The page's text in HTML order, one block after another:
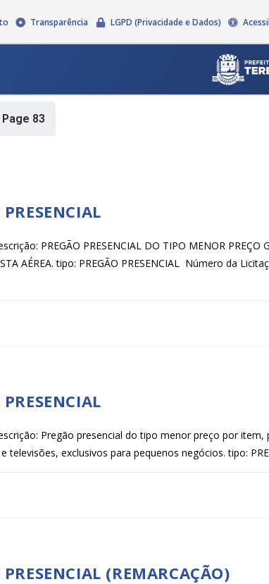
Transparência LGPD (Privacidade e Dados)
Page 83
PREGÃO PRESENCIAL DO TIPO MENOR PREÇO
AÉREA. tipo: PREGÃO PRESENCIAL Número da
Pregão presencial do tipo menor preço por item,
televisões, exclusivos para pequenos negócios. tipo:
(REMARCAÇÃO)